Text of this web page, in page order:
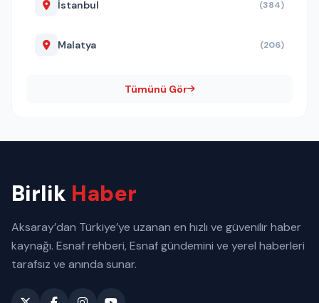
İstanbul (384)
Malatya (206)
Tümünü Gör
Birlik Haber
Aksaray’dan Türkiye’ye uzanan en hızlı ve güvenilir haber
kaynağı. Esnaf rehberi, Esnaf gündemini ve yerel haberleri
tarafsız ve anında sunar.